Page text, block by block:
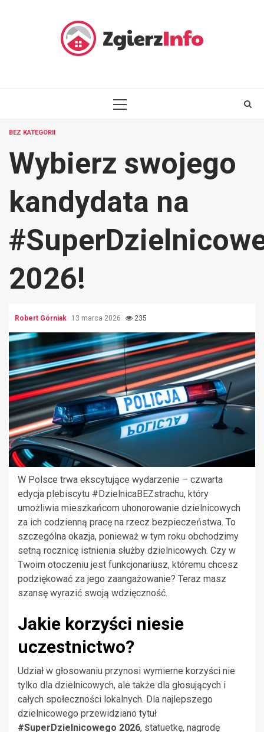
PRIMARY
BEZ KATEGORII
Wybierz swojego
kandydata na
2026!
Robert Górniak 13 marca 2026 235
W Polsce trwa ekscytujące wydarzenie – czwarta
edycja plebiscytu #DzielnicaBEZstrachu, który
umożliwia mieszkańcom uhonorowanie dzielnicowych
za ich codzienną pracę na rzecz bezpieczeństwa. To
szczególna okazja, ponieważ w tym roku obchodzimy
setną rocznicę istnienia służby dzielnicowych. Czy w
Twoim otoczeniu jest funkcjonariusz, któremu chcesz
podziękować za jego zaangażowanie? Teraz masz
szansę wyrazić swoją wdzięczność.
Jakie korzyści niesie
uczestnictwo?
Udział w głosowaniu przynosi wymierne korzyści nie
tylko dla dzielnicowych, ale także dla głosujących i
całych społeczności lokalnych. Dla najlepszego
dzielnicowego przewidziano tytuł
#SuperDzielnicowego 2026, statuetkę, nagrodę